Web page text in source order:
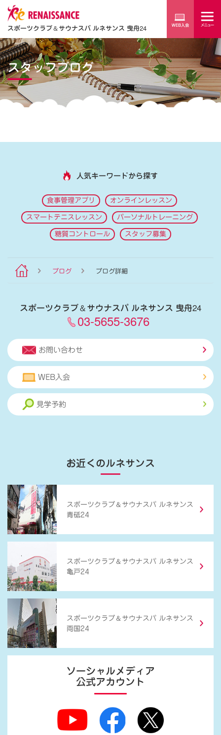
スポーツクラブ＆サウナスパ ルネサンス 曳舟24
スタッフブログ
人気キーワードから探す
食事管理アプリ オンラインレッスン
スマートテニスレッスン パーソナルトレーニング
糖質コントロール スタッフ募集
ブログ ブログ詳細
スポーツクラブ＆サウナスパ ルネサンス 曳舟24
03-5655-3676
お問い合わせ
WEB入会
見学予約
お近くのルネサンス
スポーツクラブ ＆ サウナスパ ルネサンス
青砥24
スポーツクラブ ＆ サウナスパ ルネサンス
亀戸24
スポーツクラブ ＆ サウナスパ ルネサンス
両国24
ソーシャルメディア
公式アカウント